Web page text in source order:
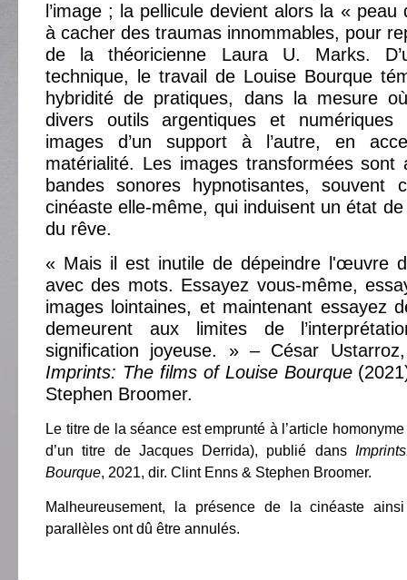
l’image ; la pellicule devient alors la «
à cacher des traumas innommables, pour
de la théoricienne Laura U. Marks.
technique, le travail de Louise Bourque
hybridité de pratiques, dans la mesure
divers outils argentiques et
images d’un support à l’autre, en
matérialité. Les images transformées sont
bandes sonores hypnotisantes, souvent
cinéaste elle-même, qui induisent un état
du rêve.
« Mais il est inutile de dépeindre l'œuvre
avec des mots. Essayez vous-même,
images lointaines, et maintenant essayez
demeurent aux limites de
signification joyeuse. » – César
Imprints: The films of Louise Bourque
Stephen Broomer.
Le titre de la séance est emprunté à l’article
d’un titre de Jacques Derrida), publié dans
Bourque, 2021, dir. Clint Enns & Stephen Broomer.
Malheureusement, la présence de la cinéaste
parallèles ont dû être annulés.